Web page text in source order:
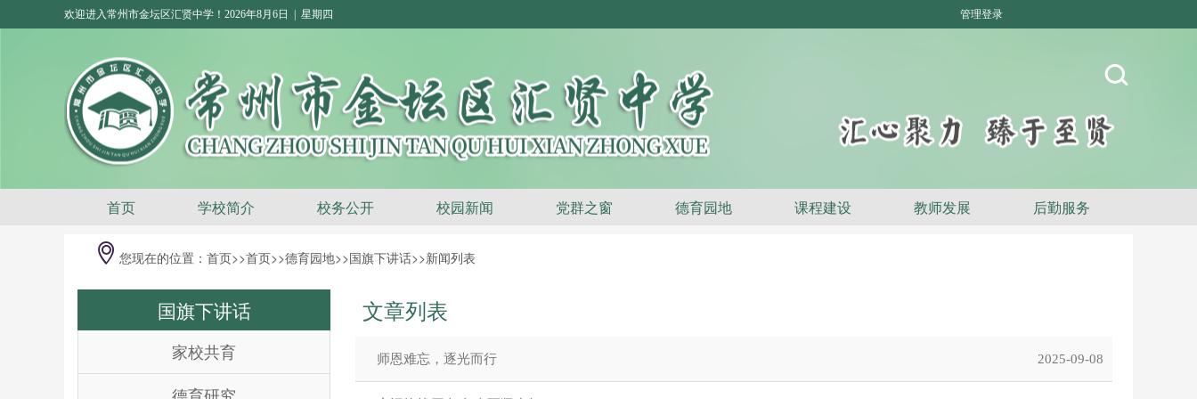
欢迎进入常州市金坛区汇贤中学！2026年8月6日 | 星期四 管理登录
首页 学校简介 校务公开 校园新闻 党群之窗 德育园地 课程建设 教师发展 后勤服务
您现在的位置： 首页>>首页>>德育园地>>国旗下讲话>>新闻列表
国旗下讲话
家校共育
文章列表
师恩难忘，逐光而行 2025-09-08